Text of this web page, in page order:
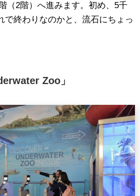
（2階）へ進みます。初め、5千
で終わりなのかと、流石にちょっ
Zoo 」